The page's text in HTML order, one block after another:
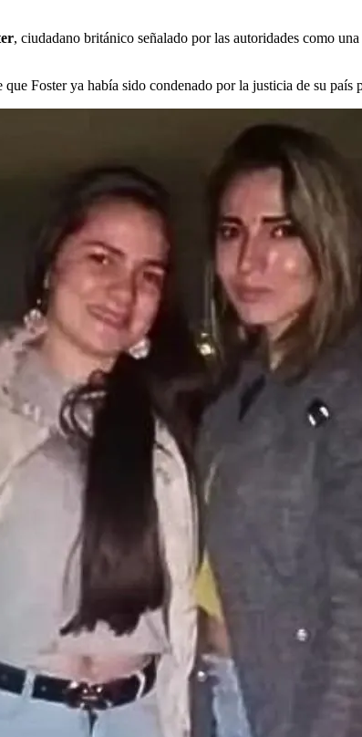
, ciudadano británico señalado por las autoridades como
Foster ya había sido condenado por la justicia de su país